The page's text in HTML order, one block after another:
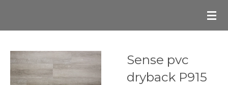
de
hoofdinhoud
Sense pvc
dryback P915